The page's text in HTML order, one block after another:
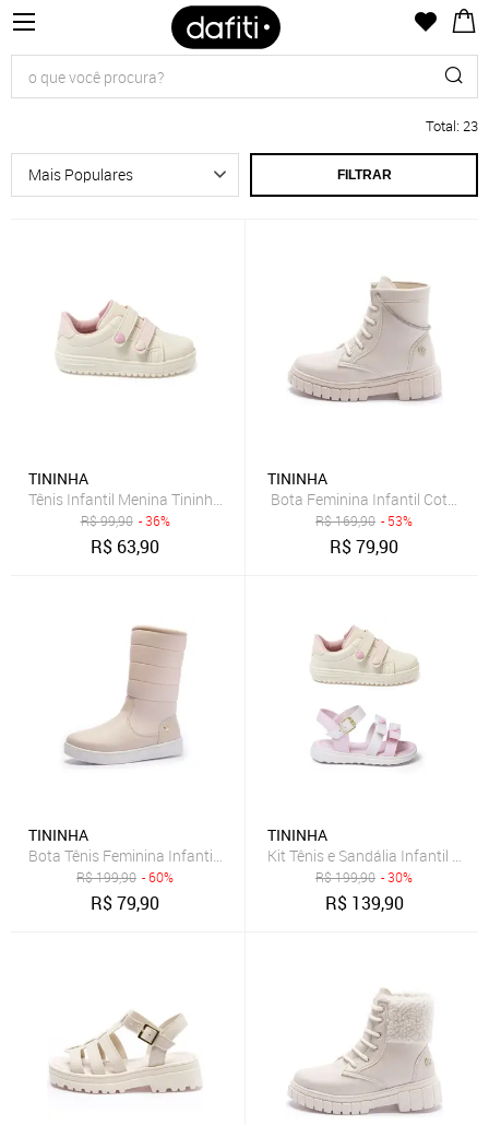
Total: 23
FILTRAR
TININHA
Tênis Infantil Menina Tininha Volta as Aulas Casual Escolar
R$99,90 - 36%
R$ 63,90
TININHA
Bota Feminina Infantil Coturno
R$169,90 - 53%
R$79,90
TININHA
Bota Tênis Feminina Infantil Tininha Menina Bordado Off White
R$199,90 - 60%
R$79,90
TININHA
Kit Tênis e Sandália Infantil
R$199,90 - 30%
R$ 139,90